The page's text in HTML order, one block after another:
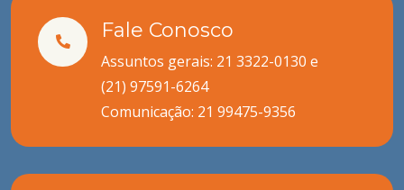
Fale Conosco
Assuntos gerais: 21 3322-0130 e
(21) 97591-6264
Comunicação: 21 99475-9356